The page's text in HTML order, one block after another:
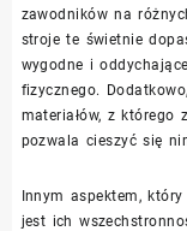
zawodników na
stroje te świetnie
wygodne i
fizycznego.
materiałów, z którego
pozwala cieszyć się
Innym aspektem,
jest ich